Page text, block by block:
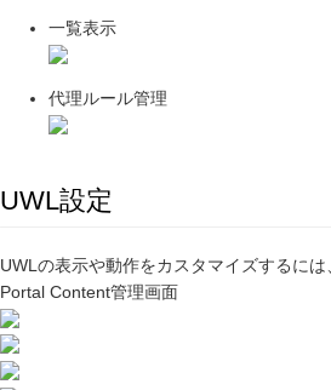
一覧表示
代理ルール管理
UWL設定
UWLの表示や動作をカスタマイズするに
Portal Content管理画面